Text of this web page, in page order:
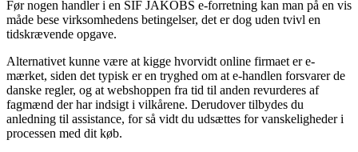
Før nogen handler i en SIF JAKOBS e-forretning kan man på en vis
måde bese virksomhedens betingelser, det er dog uden tvivl en
tidskrævende opgave.
Alternativet kunne være at kigge hvorvidt online firmaet er e-
mærket, siden det typisk er en tryghed om at e-handlen forsvarer de
danske regler, og at webshoppen fra tid til anden revurderes af
fagmænd der har indsigt i vilkårene. Derudover tilbydes du
anledning til assistance, for så vidt du udsættes for vanskeligheder i
processen med dit køb.